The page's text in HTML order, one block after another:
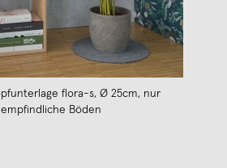
flora-s, Ø 25cm, nur
Böden